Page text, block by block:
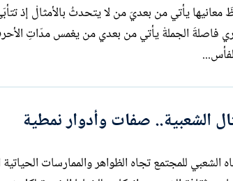
يأتي من بعديَ من لا يتحدثُ بالأمثالْ إذ
فاصلةَ الجملةْ يأتي من بعدي من يغمس مدّاتِ
الشعبية.. صفات وأدوار نمطية
الشعبي للمجتمع تجاه الظواهر والممارسات